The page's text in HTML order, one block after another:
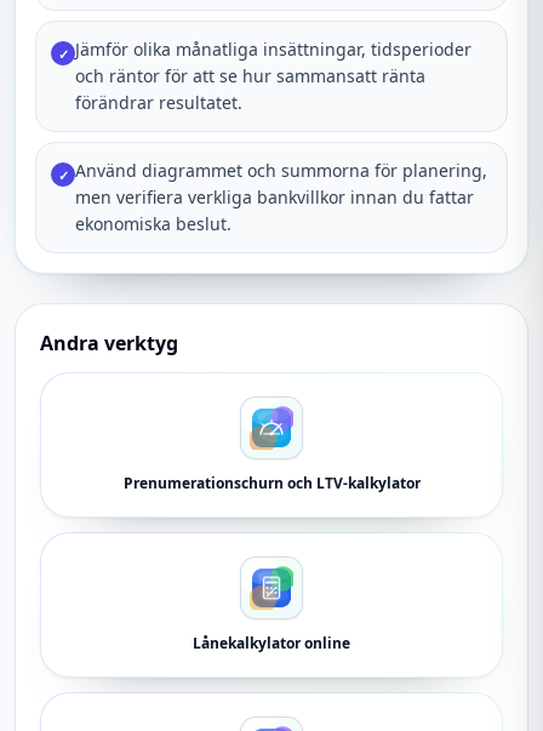
✓ Jämför olika månatliga insättningar, tidsperioder
och räntor för att se hur sammansatt ränta
förändrar resultatet.
✓ Använd diagrammet och summorna för planering,
men verifiera verkliga bankvillkor innan du fattar
ekonomiska beslut.
Andra verktyg
Prenumerationschurn och LTV-kalkylator
Lånekalkylator online